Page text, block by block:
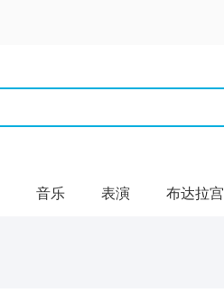
音乐 表演 布达拉宫